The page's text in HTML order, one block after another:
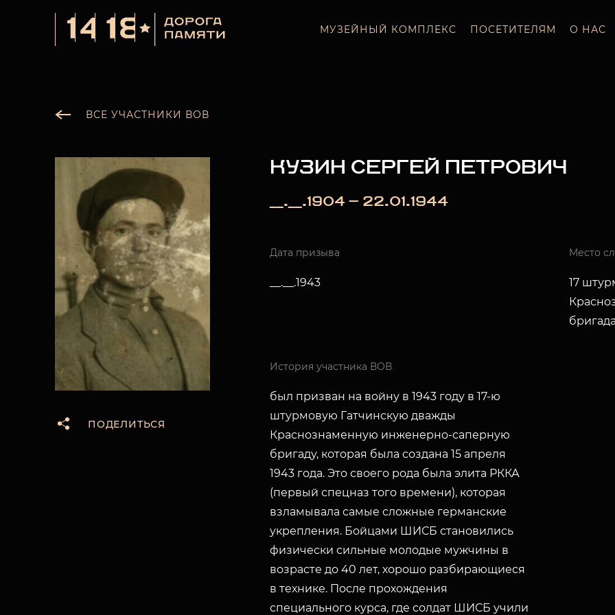
МУЗЕЙНЫЙ КОМПЛЕКС ПОСЕТИТЕЛЯМ О НАС
ВСЕ УЧАСТНИКИ ВОВ
ПОДЕЛИТЬСЯ
КУЗИН СЕРГЕЙ ПЕТРОВИЧ
__.__.1904 — 22.01.1944
Дата призыва
__.__.1943
Место
17
История участника ВОВ
был призван на войну в 1943 году в 17-ю
штурмовую Гатчинскую дважды
Краснознаменную инженерно-саперную
бригаду, которая была создана 15 апреля
1943 года. Это своего рода была элита РККА
(первый спецназ того времени), которая
взламывала самые сложные германские
укрепления. Бойцами ШИСБ становились
физически сильные молодые мужчины в
возрасте до 40 лет, хорошо разбирающиеся
в технике. После прохождения
специального курса, где солдат ШИСБ учили